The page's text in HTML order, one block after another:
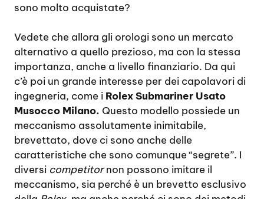
sono molto acquistate?
Vedete che allora gli orologi sono un mercato
alternativo a quello prezioso, ma con la stessa
importanza, anche a livello finanziario. Da qui
c’è poi un grande interesse per dei capolavori di
ingegneria, come i Rolex Submariner Usato
Musocco Milano. Questo modello possiede un
meccanismo assolutamente inimitabile,
brevettato, dove ci sono anche delle
caratteristiche che sono comunque “segrete”. I
diversi competitornon possono imitare il
meccanismo, sia perché è un brevetto esclusivo